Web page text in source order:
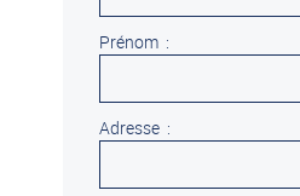
Prénom :
Adresse :